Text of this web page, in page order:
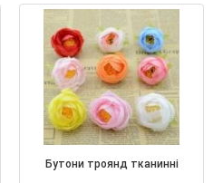
бутони троянд тканинні